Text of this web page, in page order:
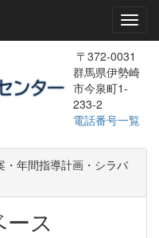
〒372-0031
群馬県伊勢崎
市今泉町1-
233-2
電話番号一覧
・年間指導計画・シラバ
ス